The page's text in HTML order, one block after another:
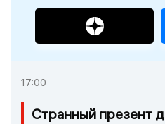
17:00
Странный презент